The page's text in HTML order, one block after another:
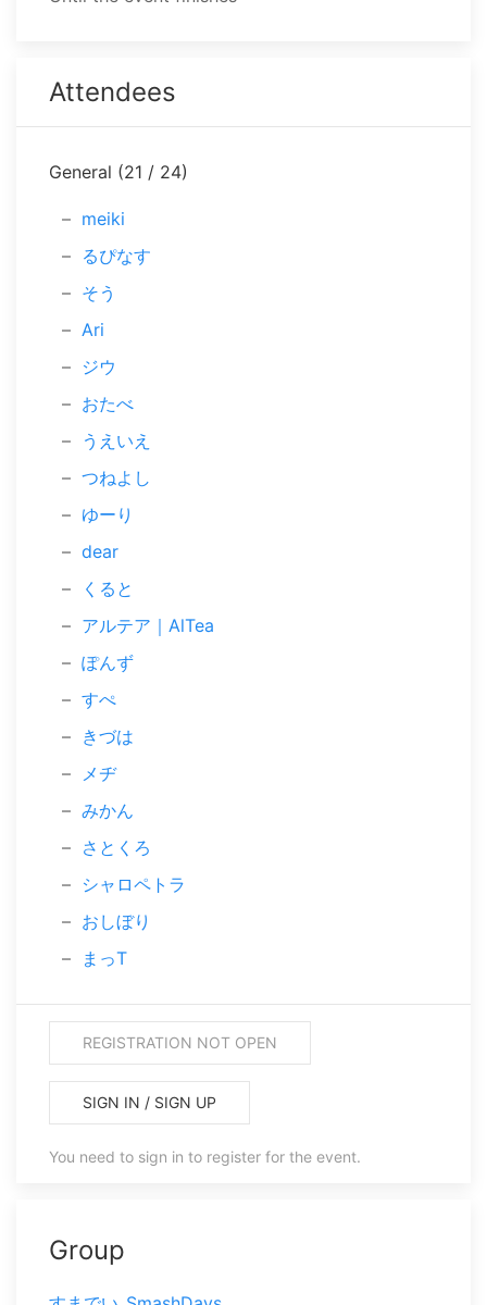
Attendees
General (21 / 24)
meiki
るぴなす
そう
Ari
ジウ
おたべ
うえいえ
つねよし
ゆーり
dear
くると
アルテア｜AlTea
ぽんず
すぺ
きづは
メヂ
みかん
さとくろ
シャロペトラ
おしぼり
まっT
REGISTRATION NOT OPEN
SIGN IN / SIGN UP
You need to sign in to register for the event.
Group